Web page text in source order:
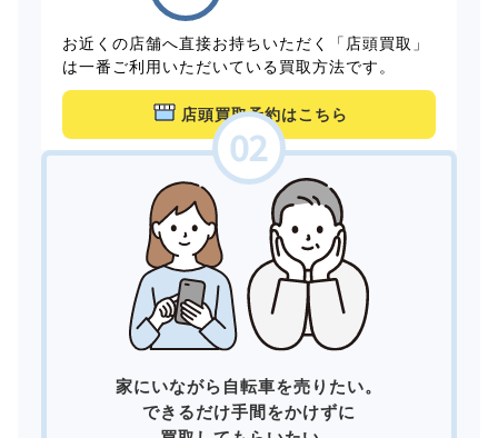
お近くの店舗へ直接お持ちいただく「店頭買取」
は一番ご利用いただいている買取方法です。
店頭買取予約はこちら
家にいながら自転車を売りたい。
できるだけ手間をかけずに